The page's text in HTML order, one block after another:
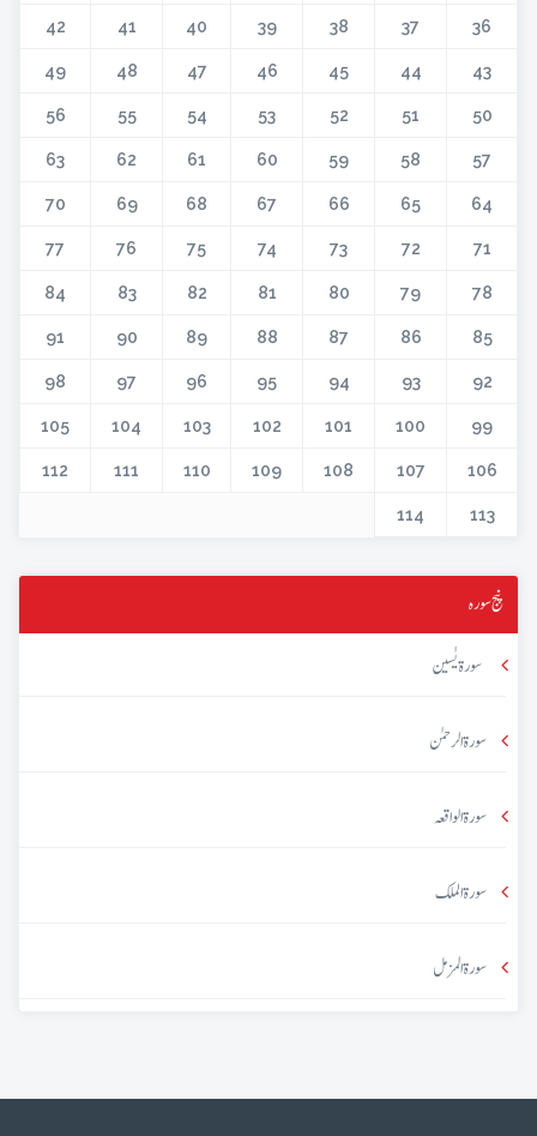
36
37
38
39
40
41
42
43
44
45
46
47
48
49
50
51
52
53
54
55
56
57
58
59
60
61
62
63
64
65
66
67
68
69
70
71
72
73
74
75
76
77
78
79
80
81
82
83
84
85
86
87
88
89
90
91
92
93
94
95
96
97
98
99
100
101
102
103
104
105
106
107
108
109
110
111
112
113
114
پنج سورہ
سورۃ یٰسین
سورۃ الرحمٰن
سورۃ الواقعہ
سورۃ الملک
سورۃ المزمل